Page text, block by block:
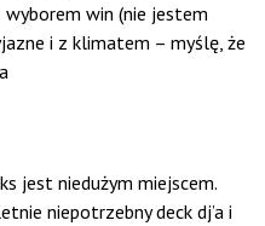
wyborem win (nie jestem
i z klimatem – myślę, że
jest niedużym miejscem.
niepotrzebny deck dj’a i